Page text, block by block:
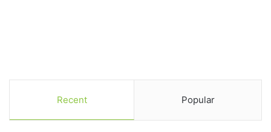
Recent Popular